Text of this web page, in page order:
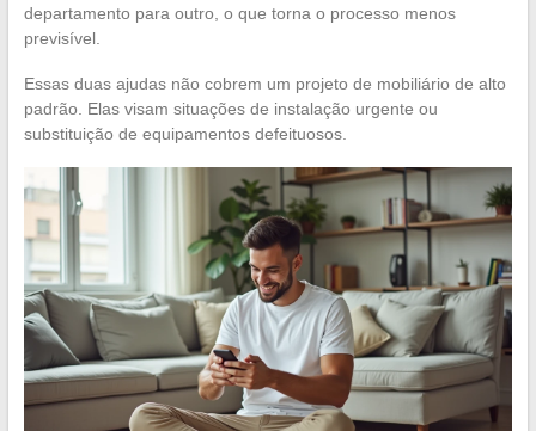
departamento para outro, o que torna o processo menos
previsível.
Essas duas ajudas não cobrem um projeto de mobiliário de alto
padrão. Elas visam situações de instalação urgente ou
substituição de equipamentos defeituosos.